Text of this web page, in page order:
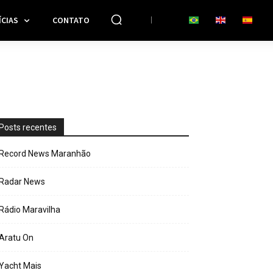
CONTATO
recentes
News Maranhão
News
Maravilha
On
Mais